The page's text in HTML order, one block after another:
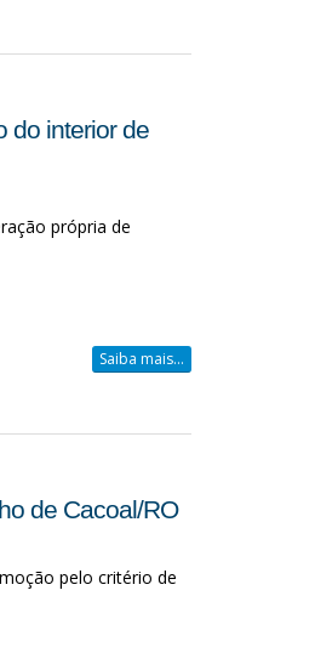
do interior de
própria de
Saiba mais...
de Cacoal/RO
pelo critério de